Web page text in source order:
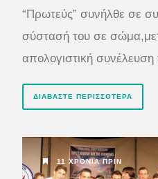
“Πρωτεύς” συνήλθε σε
σύστασή του σε
απολογιστική
ΔΙΑΒΆΣΤΕ ΠΕΡΙΣΣΌΤΕΡΑ
11 ΧΡΌΝΙΑ ΠΡΙΝ